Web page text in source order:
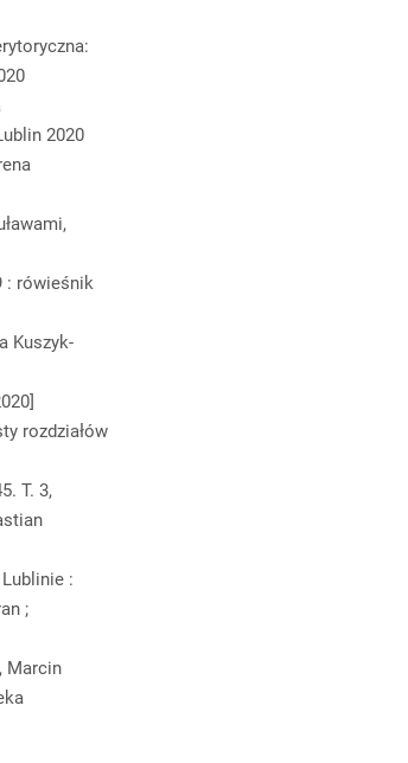
2020
: rówieśnik
Kuszyk-
rozdziałów
T. 3,
:
;
Marcin